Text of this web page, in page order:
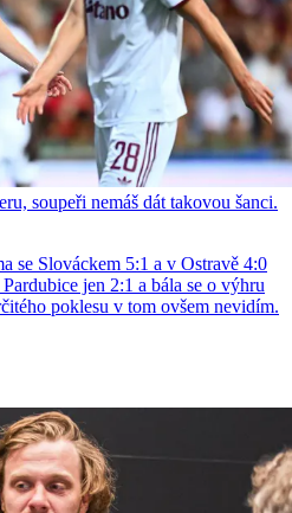
soupeři nemáš dát takovou šanci.
se Slováckem 5:1 a v Ostravě 4:0
jen 2:1 a bála se o výhru
poklesu v tom ovšem nevidím.